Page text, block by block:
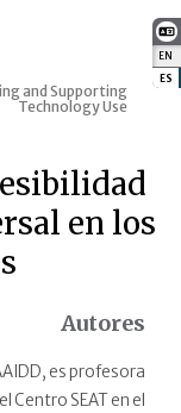
EN
ES
web
and Supporting
Technology Use
en los
Autores
es profesora
Centro SEAT en el